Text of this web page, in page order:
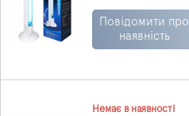
Повідомити про
наявність
Немає в наявності